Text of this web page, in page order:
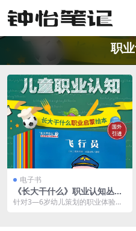
职
电子书
《长大干什么》职业认知丛书
系列20本夸克网盘
针对3—6岁幼儿策划的职业体验科